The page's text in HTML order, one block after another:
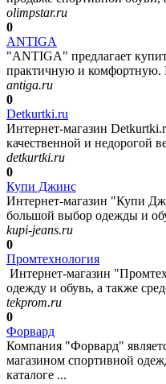
olimpstar.ru
0
ANTIGA
"ANTIGA" предлагает
практичную и комфортную.
antiga.ru
0
Detkurtki.ru
Интернет-магазин
качественной и недорогой
detkurtki.ru
0
Купи Джинс
Интернет-магазин "Купи
большой выбор одежды и
kupi-jeans.ru
0
Промтехнология
Интернет-магазин
одежду и обувь, а также
tekprom.ru
0
Форвард
Компания "Форвард"
магазином спортивной
каталоге ...